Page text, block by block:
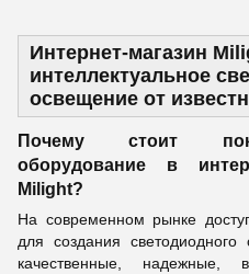
Интернет-магазин
интеллектуальное
освещение от
Почему стоит
оборудование в
Milight?
На современном рынке
для создания
качественные, надежные,